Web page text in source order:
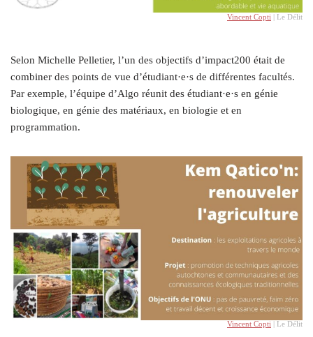
Vincent Copti | Le Délit
Selon Michelle Pelletier, l’un des objectifs d’impact200 était de
combiner des points de vue d’étudiant·e·s de différentes facultés.
Par exemple, l’équipe d’Algo réunit des étudiant·e·s en génie
biologique, en génie des matériaux, en biologie et en
programmation.
Vincent Copti | Le Délit